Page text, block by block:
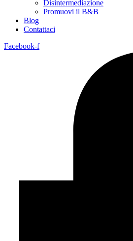
Disintermediazione
Promuovi il B&B
Blog
Contattaci
Facebook-f